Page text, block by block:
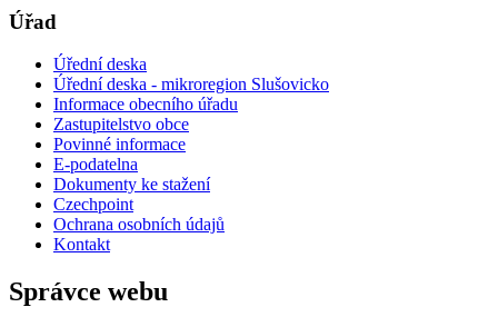
Úřad
Úřední deska
Úřední deska - mikroregion Slušovicko
Informace obecního úřadu
Zastupitelstvo obce
Povinné informace
E-podatelna
Dokumenty ke stažení
Czechpoint
Ochrana osobních údajů
Kontakt
Správce webu